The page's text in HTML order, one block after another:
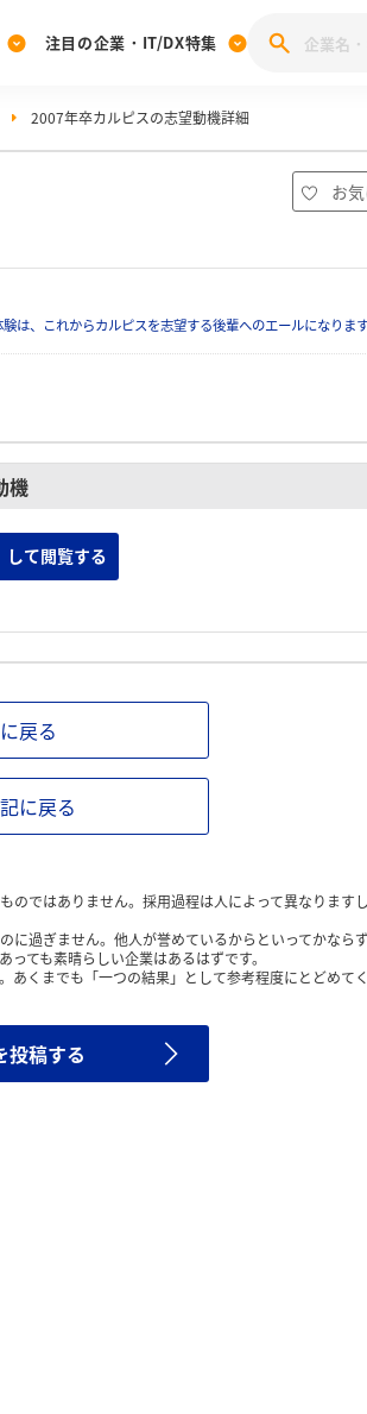
[27卒] 本選考体験記投稿キャンペーン
注目の企業・IT/DX特集
2007年卒カルピスの志望動機詳細
お
は、これからカルピスを志望する後輩へのエールになりま
機
して閲覧する
戻る
に戻る
のではありません。採用過程は人によって異なります
に過ぎません。他人が誉めているからといってかなら
ても素晴らしい企業はあるはずです。
くまでも「一つの結果」として参考程度にとどめてく
投稿する